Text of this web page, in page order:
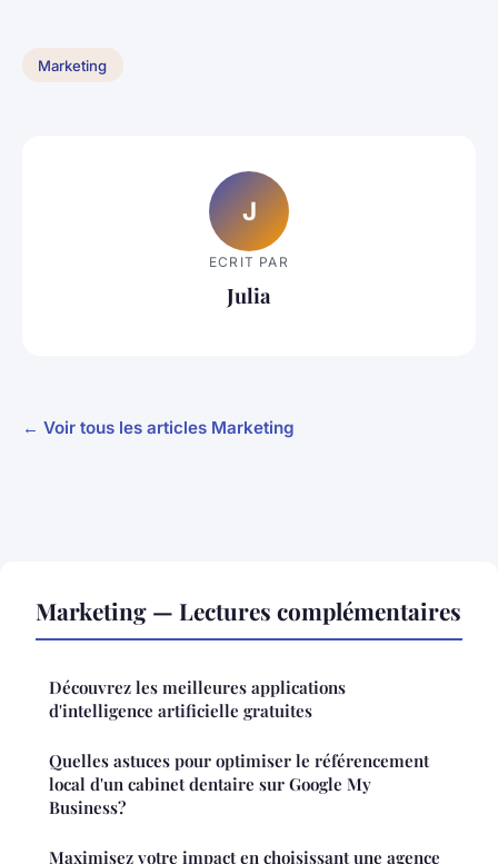
Marketing
J
ECRIT PAR
Julia
← Voir tous les articles Marketing
Marketing — Lectures complémentaires
Découvrez les meilleures applications
d'intelligence artificielle gratuites
Quelles astuces pour optimiser le référencement
local d'un cabinet dentaire sur Google My
Business?
Maximisez votre impact en choisissant une agence